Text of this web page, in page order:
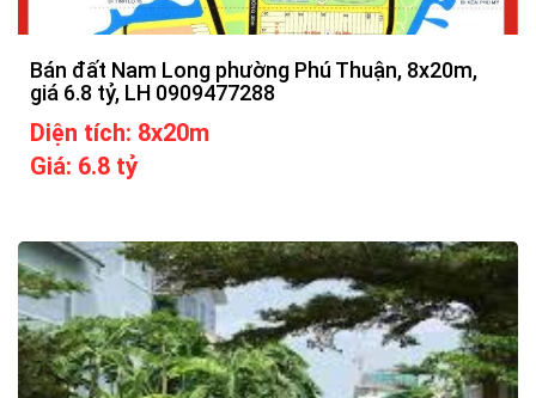
Bán đất Nam Long phường Phú Thuận, 8x20m,
giá 6.8 tỷ, LH 0909477288
Diện tích: 8x20m
Giá: 6.8 tỷ